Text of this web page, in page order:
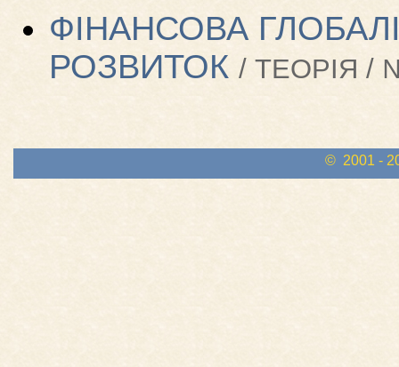
ФІНАНСОВА
РОЗВИТОК / ТЕОРІЯ /
© 2001 -